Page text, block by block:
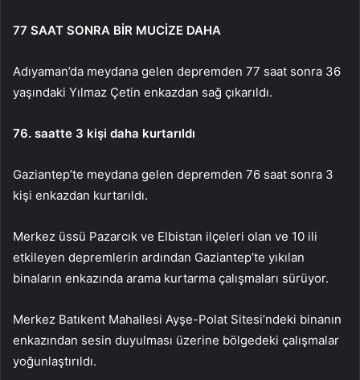
77 SAAT SONRA BİR MUCİZE DAHA
Adıyaman’da meydana gelen depremden 77 saat sonra 36
yaşındaki Yılmaz Çetin enkazdan sağ çıkarıldı.
76. saatte 3 kişi daha kurtarıldı
Gaziantep’te meydana gelen depremden 76 saat sonra 3
kişi enkazdan kurtarıldı.
Merkez üssü Pazarcık ve Elbistan ilçeleri olan ve 10 ili
etkileyen depremlerin ardından Gaziantep’te yıkılan
binaların enkazında arama kurtarma çalışmaları sürüyor.
Merkez Batıkent Mahallesi Ayşe-Polat Sitesi’ndeki binanın
enkazından sesin duyulması üzerine bölgedeki çalışmalar
yoğunlaştırıldı.